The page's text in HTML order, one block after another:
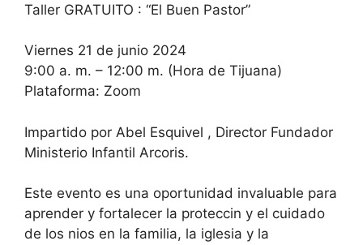
Taller GRATUITO : “El Buen Pastor”
Viernes 21 de junio 2024
9:00 a. m. – 12:00 m. (Hora de Tijuana)
Plataforma: Zoom
Impartido por Abel Esquivel , Director Fundador
Ministerio Infantil Arcoris.
Este evento es una oportunidad invaluable para
aprender y fortalecer la proteccin y el cuidado
de los nios en la familia, la iglesia y la